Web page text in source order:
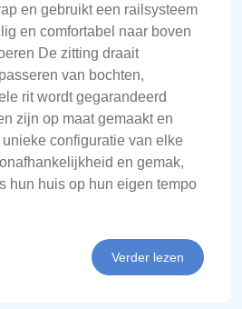
en gebruikt een railsysteem
en comfortabel naar boven
De zitting draait
van bochten,
rit wordt gegarandeerd
zijn op maat gemaakt en
configuratie van elke
en gemak,
hun huis op hun eigen tempo
Verder lezen